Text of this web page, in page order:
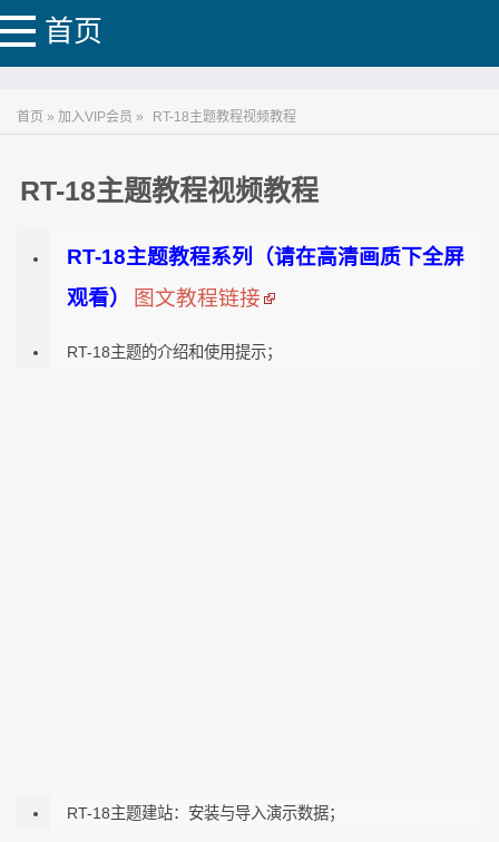
首页
首页 » 加入VIP会员 » RT-18主题教程视频教程
RT-18主题教程视频教程
RT-18主题教程系列（请在高清画质下全屏
观看）
图文教程链接
RT-18主题的介绍和使用提示；
RT-18主题建站：安装与导入演示数据；